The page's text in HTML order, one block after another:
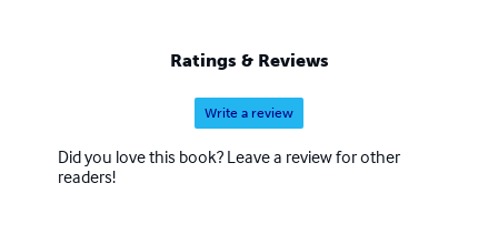
Ratings & Reviews
Write a review
Did you love this book? Leave a review for other
readers!